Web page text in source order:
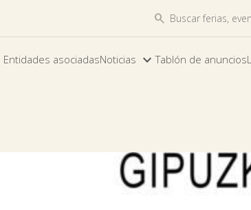

Entidades asociadasNoticias Tablón de anuncios